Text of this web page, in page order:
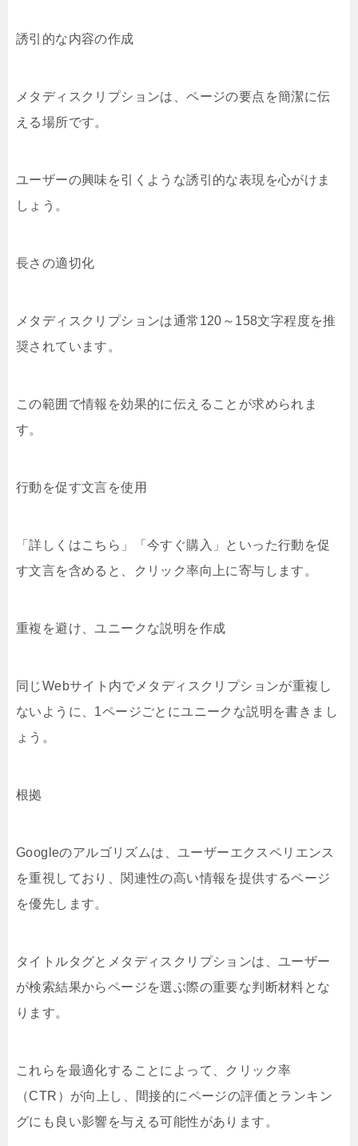
誘引的な内容の作成
メタディスクリプションは、ページの要点を簡潔に伝
える場所です。
ユーザーの興味を引くような誘引的な表現を心がけま
しょう。
長さの適切化
メタディスクリプションは通常120～158文字程度を推
奨されています。
この範囲で情報を効果的に伝えることが求められま
す。
行動を促す文言を使用
「詳しくはこちら」「今すぐ購入」といった行動を促
す文言を含めると、クリック率向上に寄与します。
重複を避け、ユニークな説明を作成
同じWebサイト内でメタディスクリプションが重複し
ないように、1ページごとにユニークな説明を書きまし
ょう。
根拠
Googleのアルゴリズムは、ユーザーエクスペリエンス
を重視しており、関連性の高い情報を提供するページ
を優先します。
タイトルタグとメタディスクリプションは、ユーザー
が検索結果からページを選ぶ際の重要な判断材料とな
ります。
これらを最適化することによって、クリック率
（CTR）が向上し、間接的にページの評価とランキン
グにも良い影響を与える可能性があります。